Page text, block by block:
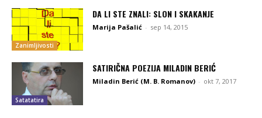
Zanimljivosti
DA LI STE ZNALI: SLON I SKAKANJE
Marija Pašalić - sep 14, 2015
Satatatira
SATIRIČNA POEZIJA MILADIN BERIĆ
Miladin Berić (M. B. Romanov) - okt 7, 2017